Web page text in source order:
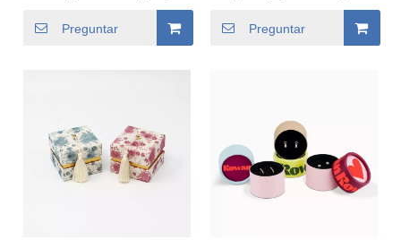
personalizado Cilindro
redondo Cilindro Embalaje
de caja de flores
Preguntar
personalizada, caja de
tubo redondo
empaquetada para reloj,
Preguntar